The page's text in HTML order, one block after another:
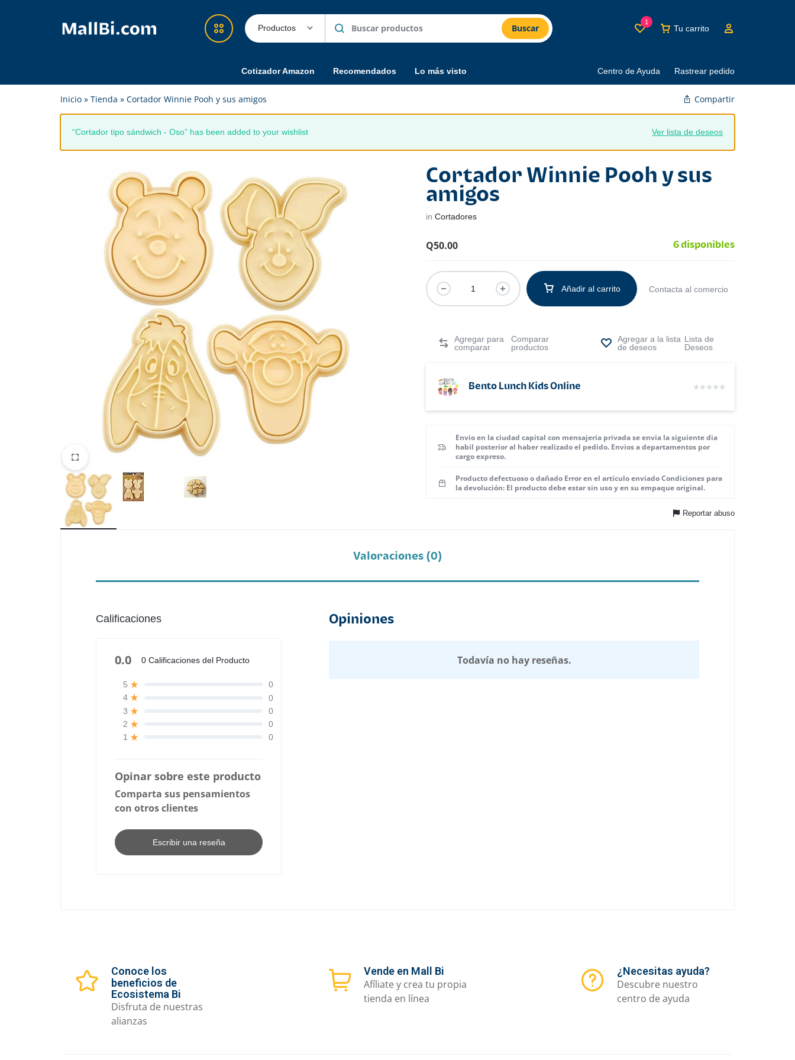
en
Línea
Guatemala
y
confiable
en
Recargas y Superpacks
Eventos
Feria
Alimentos
Belleza
Electrónicos y Accesorios
Hogar y Cocina
Moda
Tecnología
Ver más categorías
Buscar
1
Tu carrito
Cotizador Amazon Recomendados Lo más visto Centro de Ayuda Rastrear pedido
Inicio » Tienda » Cortador Winnie Pooh y sus amigos Compartir
Ver lista de deseos
“Cortador tipo sándwich - Oso” has been added to your wishlist
Cortador Winnie Pooh y sus
amigos
inCortadores
Q50.00 6 disponibles
Añadir al carrito Contacta al comercio
Comparar
productos
Lista de
Deseos
Bento Lunch Kids Online
Envio en la ciudad capital con mensajeria privada se envia la siguiente dia
habil posterior al haber realizado el pedido. Envios a departamentos por
cargo expreso.
Producto defectuoso o dañado Error en el artículo enviado Condiciones para
la devolución: El producto debe estar sin uso y en su empaque original.
Reportar abuso
Valoraciones (0)
Calificaciones
0.0 0 Calificaciones del Producto
5
0
4
0
3
0
2
0
1
0
Opinar sobre este producto
Comparta sus pensamientos
con otros clientes
Escribir una reseña
Opiniones
Todavía no hay reseñas.
Conoce los
beneficios de
Ecosistema Bi
Disfruta de nuestras
alianzas
Vende en Mall Bi
Afíliate y crea tu propia
tienda en línea
¿Necesitas ayuda?
Descubre nuestro
centro de ayuda